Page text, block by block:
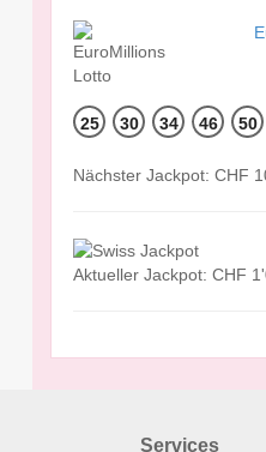
25 30 34 46 50
Nächster Jackpot: CHF
Aktueller Jackpot: CHF
Services